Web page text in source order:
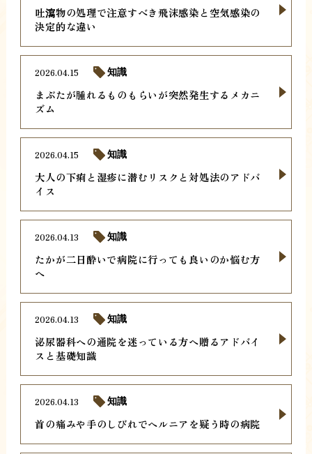
吐瀉物の処理で注意すべき飛沫感染と空気感染の
決定的な違い
まぶたが腫れるものもらいが突然発生するメカニ
ズム
2026.04.15 知識
大人の下痢と湿疹に潜むリスクと対処法のアドバ
イス
2026.04.15 知識
たかが二日酔いで病院に行っても良いのか悩む方
へ
2026.04.13 知識
泌尿器科への通院を迷っている方へ贈るアドバイ
スと基礎知識
2026.04.13 知識
首の痛みや手のしびれでヘルニアを疑う時の病院
2026.04.13 知識